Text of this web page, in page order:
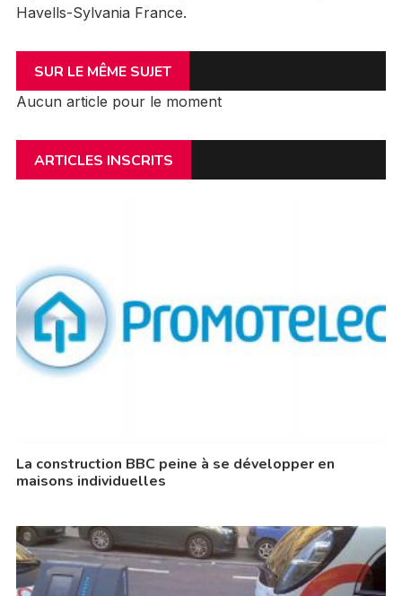
Havells-Sylvania France.
SUR LE MÊME SUJET
Aucun article pour le moment
ARTICLES INSCRITS
La construction BBC peine à se développer en
maisons individuelles